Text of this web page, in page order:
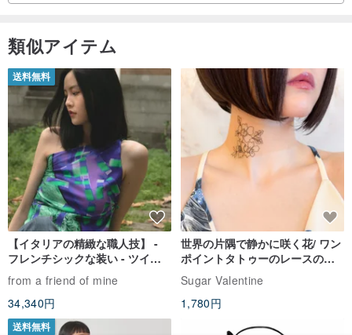
類似アイテム
送料無料
【イタリアの精緻な職人技】 -
フレンチシックな装い - ツイル
プリントシルクスカーフトップ
ス
from a friend of mine
34,340円
世界の片隅で静かに咲く花/ ワン
ポイントタトゥーのレースのチ
ョーカー SV649
Sugar Valentine
1,780円
送料無料